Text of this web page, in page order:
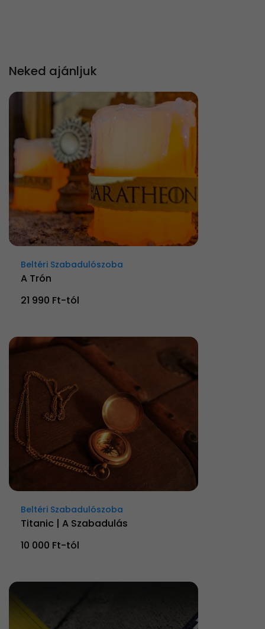
Neked ajánljuk
Beltéri Szabadulószoba
A Trón
21 990 Ft-tól
Beltéri Szabadulószoba
Titanic | A Szabadulás
10 000 Ft-tól